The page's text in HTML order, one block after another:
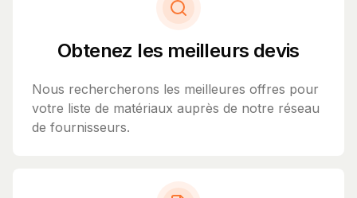
Obtenez les meilleurs devis
Nous rechercherons les meilleures offres pour
votre liste de matériaux auprès de notre réseau
de fournisseurs.